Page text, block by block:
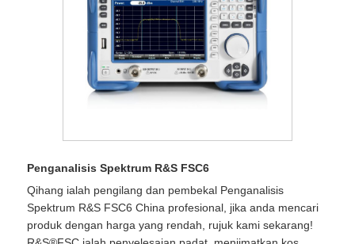
Penganalisis Spektrum R&S FSC6
Qihang ialah pengilang dan pembekal Penganalisis
Spektrum R&S FSC6 China profesional, jika anda mencari
produk dengan harga yang rendah, rujuk kami sekarang!